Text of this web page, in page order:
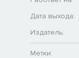
Дата выхода:
Издатель:
Метки: